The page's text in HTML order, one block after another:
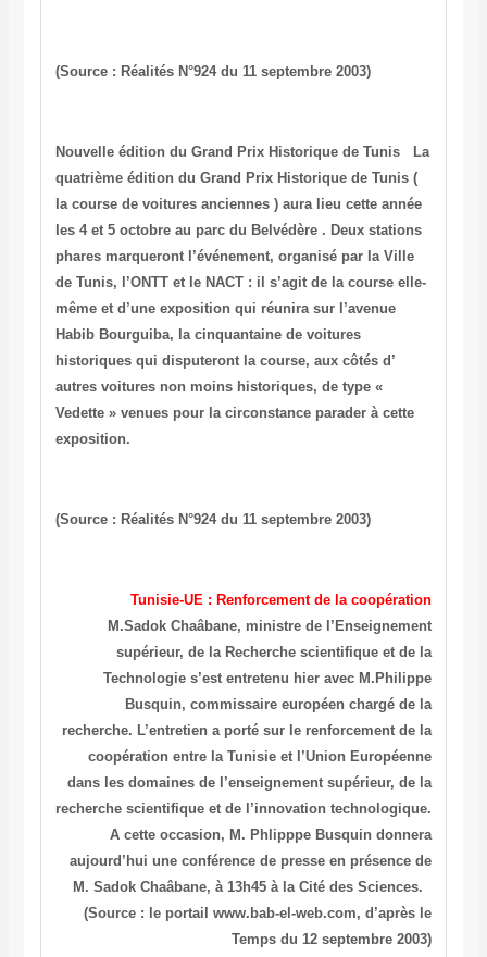
(Source : Réalités N°924 du 11 septembre 2003)
Nouvelle édition du Grand Prix Historique de Tunis
La
quatrième édition du Grand Prix Historique de Tunis (
la course de voitures anciennes ) aura lieu cette année
les 4 et 5 octobre au parc du Belvédère . Deux stations
phares marqueront l’événement, organisé par la Ville
de Tunis, l’ONTT et le NACT : il s’agit de la course elle-
même et d’une exposition qui réunira sur l’avenue
Habib Bourguiba, la cinquantaine de voitures
historiques qui disputeront la course, aux côtés d’
autres voitures non moins historiques, de type «
Vedette » venues pour la circonstance parader à cette
exposition.
(Source : Réalités N°924 du 11 septembre 2003)
Tunisie-UE : Renforcement de la coopération
M.Sadok Chaâbane, ministre de l’Enseignement
supérieur, de la Recherche scientifique et de la
Technologie s’est entretenu hier avec M.Philippe
Busquin, commissaire européen chargé de la
recherche. L’entretien a porté sur le renforcement de la
coopération entre la Tunisie et l’Union Européenne
dans les domaines de l’enseignement supérieur, de la
recherche scientifique et de l’innovation technologique.
A cette occasion, M. Phlipppe Busquin donnera
aujourd’hui une conférence de presse en présence de
M. Sadok Chaâbane, à 13h45 à la Cité des Sciences.
(Source : le portail www.bab-el-web.com, d’après le
Temps du 12 septembre 2003)